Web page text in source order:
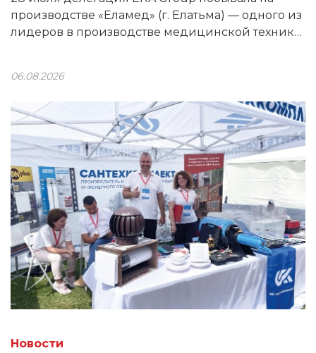
производстве «Еламед» (г. Елатьма) — одного из
лидеров в производстве медицинской техники.
наименований.
06.08.2026
Новости